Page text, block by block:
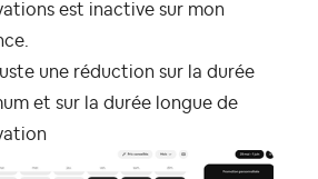
est inactive sur mon
juste une réduction sur la durée
et sur la durée longue de